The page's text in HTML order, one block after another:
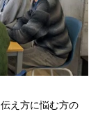
え方に悩む方の